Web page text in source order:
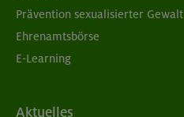
Prävention sexualisierter Gewalt
Ehrenamtsbörse
E-Learning
Aktuelles